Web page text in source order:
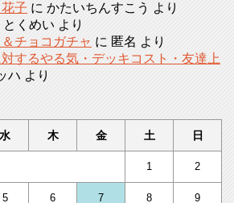
子 に かたいちんすこう より
とくめい より
チョコガチャ に 匿名 より
するやる気・デッキコスト・友達上
ハ より
水 木 金 土 日
1 2
5 6 7 8 9